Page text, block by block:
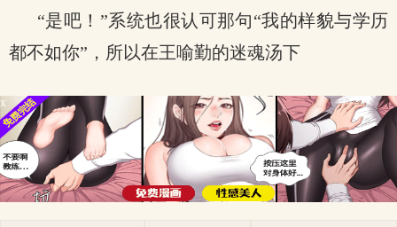
“是吧！”系统也很认可那句“我的样貌与学历
都不如你”，所以在王喻勤的迷魂汤下
x